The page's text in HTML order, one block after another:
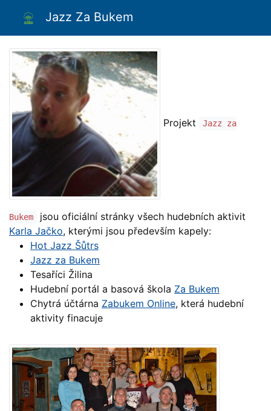
Jazz Za Bukem
Projekt Jazz za
Bukem
jsou oficiální stránky všech hudebních aktivit
Karla Jačko, kterými jsou především kapely:
Hot Jazz Šůtrs
Jazz za Bukem
Tesaříci Žilina
Hudební portál a basová škola Za Bukem
Chytrá účtárna Zabukem Online, která hudební
aktivity finacuje